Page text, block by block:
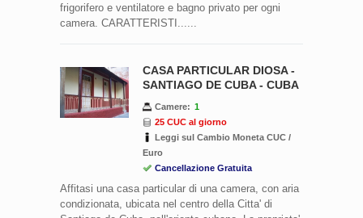
frigorifero e ventilatore e bagno privato per ogni
camera. CARATTERISTI......
CASA PARTICULAR DIOSA -
SANTIAGO DE CUBA - CUBA
Camere: 1
25 CUC al giorno
Leggi sul Cambio Moneta CUC /
Euro
Cancellazione Gratuita
Affitasi una casa particular di una camera, con aria
condizionata, ubicata nel centro della Citta' di